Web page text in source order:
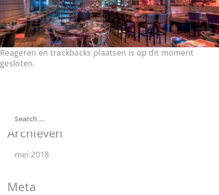
t
i
o
n
Reageren en trackbacks plaatsen is op dit moment
gesloten.
Archieven
mei 2018
Meta